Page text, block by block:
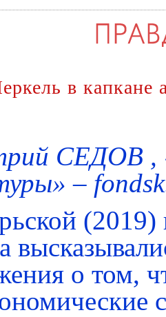
в капкане
СЕДОВ ,
–